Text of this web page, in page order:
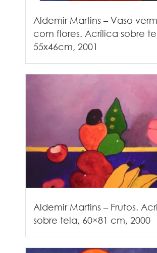
Aldemir Martins – Vaso
com flores. Acrílica sobre
55x46cm, 2001
Aldemir Martins – Frutos.
sobre tela, 60×81 cm, 2000